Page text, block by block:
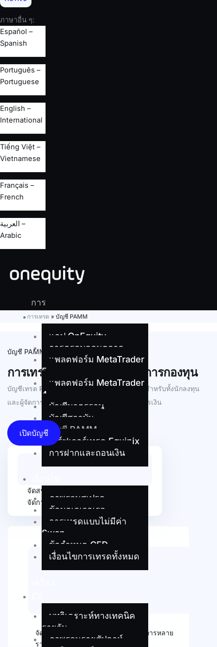
ภาษาอื่น ๆ:
Español –
Spanish
Português –
Portuguese
English –
International
Tiếng Việt –
Vietnamese
Français –
French
العربية –
Arabic
การ
เทรด
แอป OnEquity
การครอบคลุมตลาด
แพลตฟอร์ม MetaTrader
5
แพลตฟอร์ม MetaTrader
4
บัญชีมาตรฐาน
บัญชีสถาบัน
บัญชี PAMM
เซิร์ฟเวอร์เทรด Equinix
การฝากและถอนเงิน
ภาพรวมสเปรด
ข้อมูลเลเวอเรจ
การเทรดแบบไม่มีค่า
Swap
ข้อกำหนด CFD
เงื่อนไขการเทรดทั้งหมด
บทวิเคราะห์ทางเทคนิค
รายวัน
ภาพรวมรายสัปดาห์
การเทรด » บัญชี PAMM
บัญชี PAMM
การเทรด PAMM สำหรับผู้จัดการกองทุน
บัญชีเทรด PAMM ของเรามอบโซลูชันที่ราบรื่นสำหรับทั้งนักลงทุน
และผู้จัดการ เพื่อช่วยเพิ่มผลตอบแทนในตลาดการเงิน
เปิดบัญชี
จัดสรรเงินทุนให้กับเทรดเดอร์หรือผู้
จัดการหลายราย
จัดสรรเงินทุนให้กับเทรดเดอร์หรือผู้จัดการหลาย
ราย